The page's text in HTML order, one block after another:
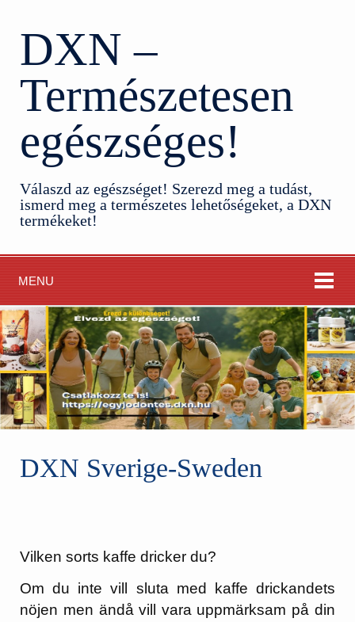
DXN –
Természetesen
egészséges!
Válaszd az egészséget! Szerezd meg a tudást,
ismerd meg a természetes lehetőségeket, a DXN
termékeket!
MENU
DXN Sverige-Sweden
Vilken sorts kaffe dricker du?
Om du inte vill sluta med kaffe drickandets
nöjen men ändå vill vara uppmärksam på din